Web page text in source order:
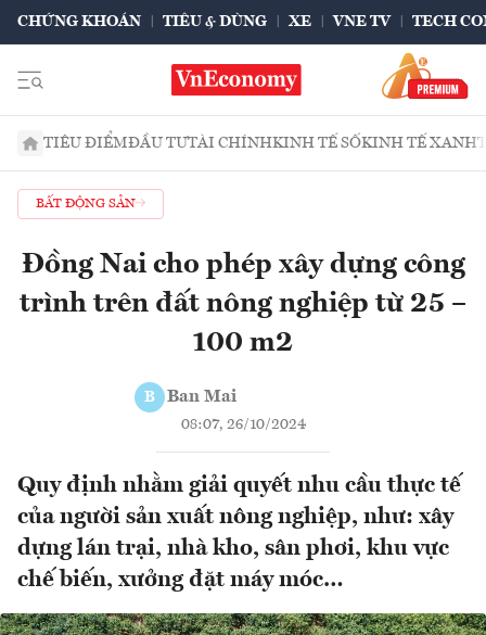
CHỨNG KHOÁN TIÊU & DÙNG XE VNE TV TECH
TIÊU ĐIỂMĐẦU TƯTÀI CHÍNHKINH TẾ SỐKINH TẾ XANH
BẤT ĐỘNG SẢN
Đồng Nai cho phép xây dựng công
trình trên đất nông nghiệp từ 25 –
100 m2
B Ban Mai
08:07, 26/10/2024
Quy định nhằm giải quyết nhu cầu thực tế
của người sản xuất nông nghiệp, như: xây
dựng lán trại, nhà kho, sân phơi, khu vực
chế biến, xưởng đặt máy móc…